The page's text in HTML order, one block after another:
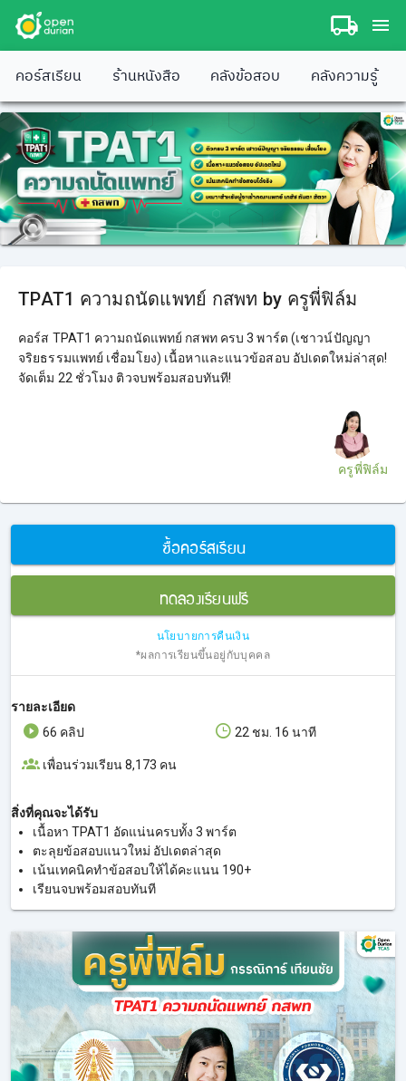
คอร์สเรียน ร้านหนังสือ คลังข้อสอบ คลังความรู้
TPAT1 ความถนัดแพทย์ กสพท by ครูพี่ฟิล์ม
คอร์ส TPAT1 ความถนัดแพทย์ กสพท ครบ 3 พาร์ต (เชาวน์ปัญญา
จริยธรรมแพทย์ เชื่อมโยง) เนื้อหาและแนวข้อสอบ อัปเดตใหม่ล่าสุด!
จัดเต็ม 22 ชั่วโมง ติวจบพร้อมสอบทันที!
ครูพี่ฟิล์ม
ซื้อคอร์สเรียน
ทดลองเรียนฟรี
นโยบายการคืนเงิน
*ผลการเรียนขึ้นอยู่กับบุคคล
รายละเอียด
66 คลิป
22 ชม. 16 นาที
เพื่อนร่วมเรียน 8,173 คน
สิ่งที่คุณจะได้รับ
เนื้อหา TPAT1 อัดแน่นครบทั้ง 3 พาร์ต
ตะลุยข้อสอบแนวใหม่ อัปเดตล่าสุด
เน้นเทคนิคทำข้อสอบให้ได้คะแนน 190+
เรียนจบพร้อมสอบทันที